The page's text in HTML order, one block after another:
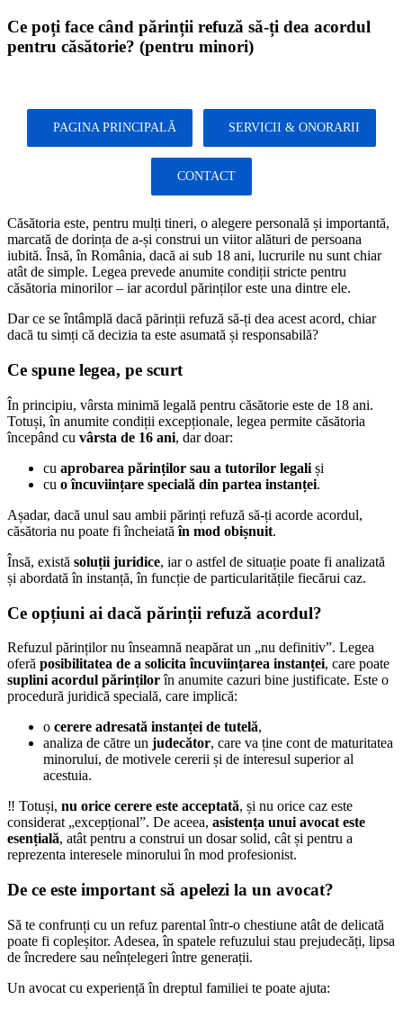
Sari
conținut
Ce poți face când părinții refuză să-ți dea acordul
pentru căsătorie? (pentru minori)
PAGINA PRINCIPALĂ SERVICII & ONORARII
CONTACT
Căsătoria este, pentru mulți tineri, o alegere personală și importantă,
marcată de dorința de a-și construi un viitor alături de persoana
iubită. Însă, în România, dacă ai sub 18 ani, lucrurile nu sunt chiar
atât de simple. Legea prevede anumite condiții stricte pentru
căsătoria minorilor – iar acordul părinților este una dintre ele.
Dar ce se întâmplă dacă părinții refuză să-ți dea acest acord, chiar
dacă tu simți că decizia ta este asumată și responsabilă?
Ce spune legea, pe scurt
În principiu, vârsta minimă legală pentru căsătorie este de 18 ani.
Totuși, în anumite condiții excepționale, legea permite căsătoria
începând cu vârsta de 16 ani, dar doar:
cu aprobarea părinților sau a tutorilor legali și
cu o încuviințare specială din partea instanței.
Așadar, dacă unul sau ambii părinți refuză să-ți acorde acordul,
căsătoria nu poate fi încheiatăîn mod obișnuit.
Însă, există soluții juridice, iar o astfel de situație poate fi analizată
și abordată în instanță, în funcție de particularitățile fiecărui caz.
Ce opțiuni ai dacă părinții refuză acordul?
Refuzul părinților nu înseamnă neapărat un „nu definitiv”. Legea
oferă posibilitatea de a solicita încuviințarea instanței, care poate
suplini acordul părințilorîn anumite cazuri bine justificate. Este o
procedură juridică specială, care implică:
o cerere adresată instanței de tutelă,
analiza de către un judecător, care va ține cont de maturitatea
minorului, de motivele cererii și de interesul superior al
acestuia.
‼️ Totuși, nu orice cerere este acceptată, și nu orice caz este
considerat „excepțional”. De aceea, asistența unui avocat este
esențială, atât pentru a construi un dosar solid, cât și pentru a
reprezenta interesele minorului în mod profesionist.
De ce este important să apelezi la un avocat?
Să te confrunți cu un refuz parental într-o chestiune atât de delicată
poate fi copleșitor. Adesea, în spatele refuzului stau prejudecăți, lipsa
de încredere sau neînțelegeri între generații.
Un avocat cu experiență în dreptul familiei te poate ajuta:
Oferim consultanță juridică online în
limba română și în limba engleză
Detalii